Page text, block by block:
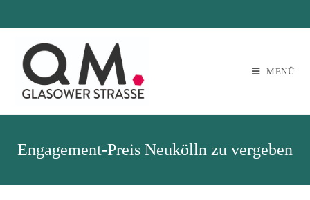
MENÜ
Engagement-Preis Neukölln zu vergeben